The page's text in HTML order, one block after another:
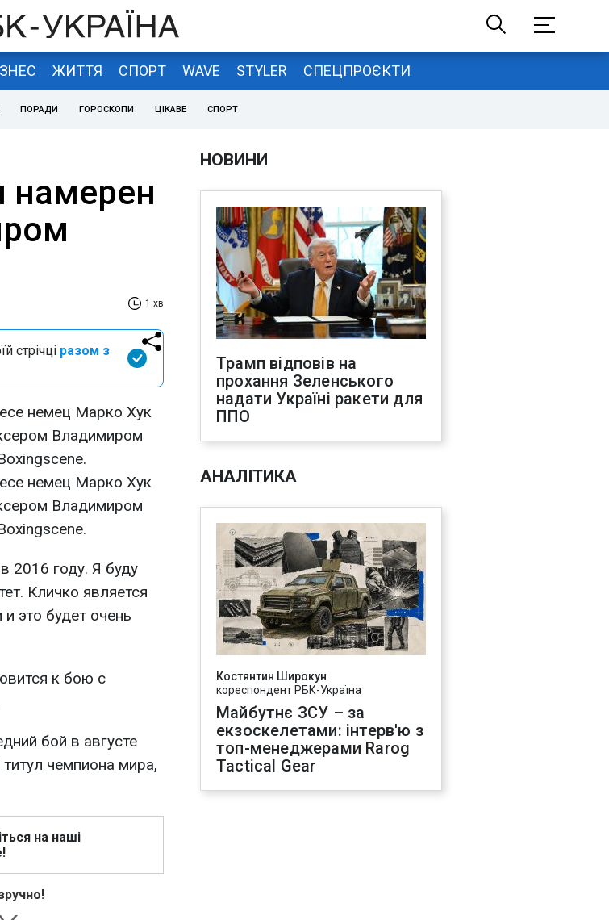
ЖИТТЯ СПОРТ WAVE STYLER СПЕЦПРОЄКТИ
ПОРАДИ ГОРОСКОПИ ЦІКАВЕ СПОРТ
намерен
1 хв
стрічці разом з
немец Марко Хук
Владимиром
немец Марко Хук
Владимиром
2016 году. Я буду
Кличко является
это будет очень
к бою с
бой в августе
чемпиона мира,
на наші
НОВИНИ
Трамп відповів на
прохання Зеленського
надати Україні ракети для
ППО
АНАЛІТИКА
Костянтин Широкун
кореспондент РБК-Україна
Майбутнє ЗСУ – за
екзоскелетами: інтерв'ю з
топ-менеджерами Rarog
Tactical Gear